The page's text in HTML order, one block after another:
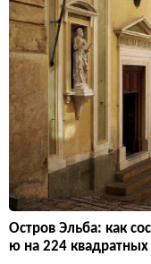
Остров Эльба: как
ю на 224